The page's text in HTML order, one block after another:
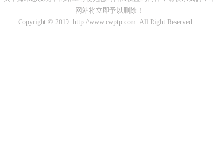
网站将立即予以删除！
Copyright © 2019 http://www.cwptp.com All Right Reserved.